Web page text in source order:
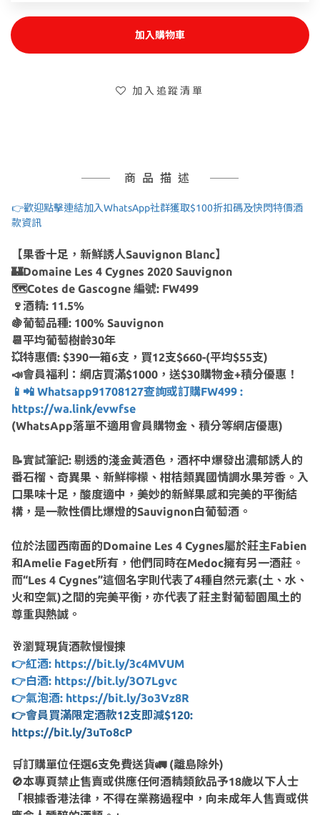
加入購物車
加入追蹤清單
商品描述
👉歡迎點擊連結加入WhatsApp社群獲取$100折扣碼及快閃特價酒
款資訊
【果香十足，新鮮誘人Sauvignon Blanc】
🏰Domaine Les 4 Cygnes 2020 Sauvignon
🗺Cotes de Gascogne 編號: FW499
🍷酒精: 11.5%
🍇葡萄品種: 100% Sauvignon
📆平均葡萄樹齡30年
💥特惠價: $390一箱6支，買12支$660-(平均$55支)
📣會員福利：網店買滿$1000，送$30購物金+積分優惠！
📱📲 Whatsapp91708127查詢或訂購FW499 :
https://wa.link/evwfse
(WhatsApp落單不適用會員購物金、積分等網店優惠)
📝實試筆記: 剔透的淺金黃酒色，酒杯中爆發出濃郁誘人的
番石榴、奇異果、新鮮檸檬、柑桔類異國情調水果芳香。入
口果味十足，酸度適中，美妙的新鮮果感和完美的平衡結
構，是一款性價比爆燈的Sauvignon白葡萄酒。
位於法國西南面的Domaine Les 4 Cygnes屬於莊主Fabien
和Amelie Faget所有，他們同時在Medoc擁有另一酒莊。
而“Les 4 Cygnes”這個名字則代表了4種自然元素(土、水、
火和空氣)之間的完美平衡，亦代表了莊主對葡萄園風土的
尊重與熱誠。
🥂瀏覽現貨酒款慢慢揀
👉紅酒: https://bit.ly/3c4MVUM
👉白酒: https://bit.ly/3O7Lgvc
👉氣泡酒: https://bit.ly/3o3Vz8R
👉會員買滿限定酒款12支即減$120:
https://bit.ly/3uTo8cP
🛒訂購單位任選6支免費送貨🚛 (離島除外)
🚫本專頁禁止售賣或供應任何酒精類飲品予18歲以下人士
「根據香港法律，不得在業務過程中，向未成年人售賣或供